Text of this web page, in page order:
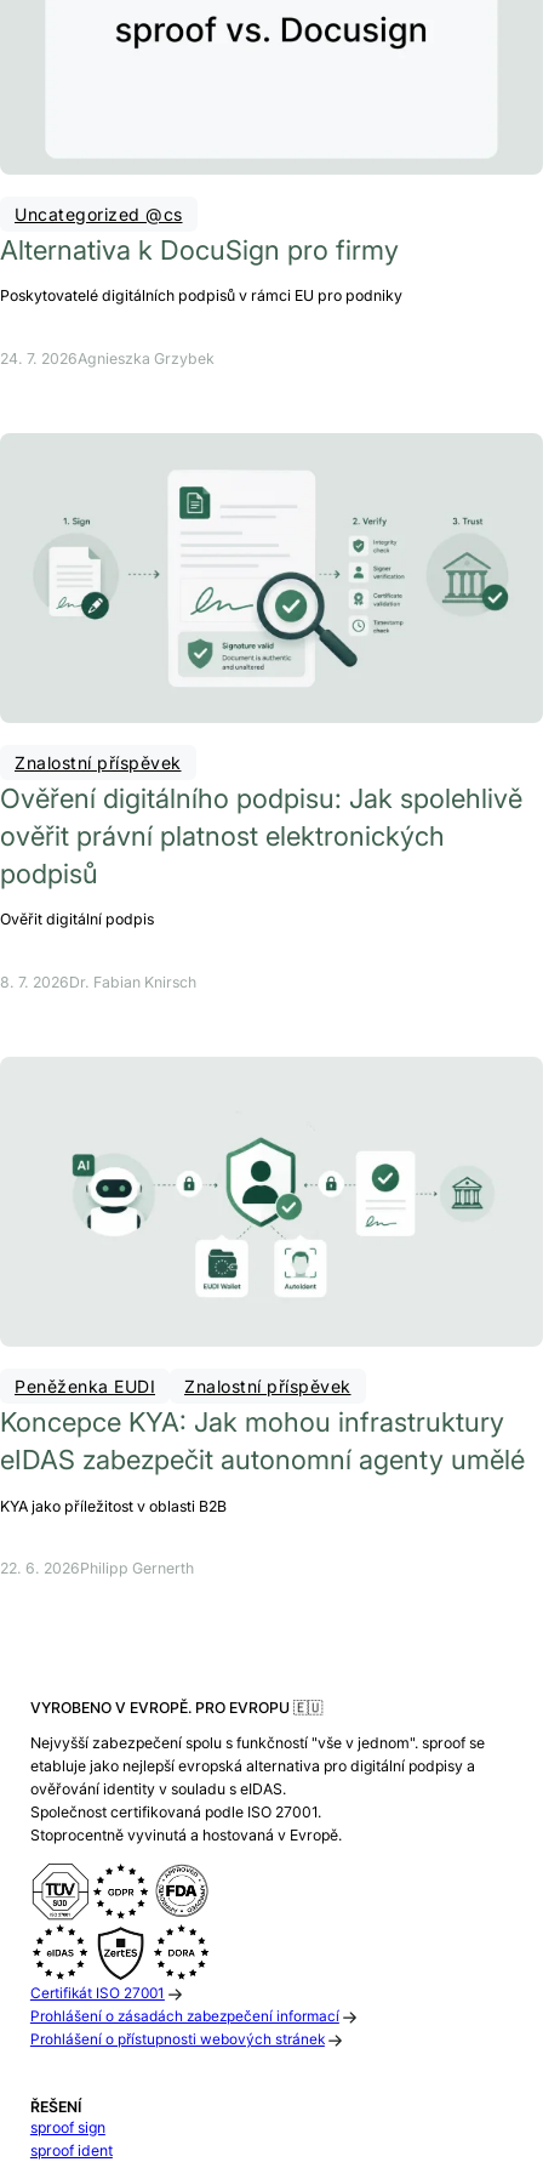
Uncategorized @cs
Alternativa k DocuSign pro firmy
Poskytovatelé digitálních podpisů v rámci EU pro podniky
24. 7. 2026Agnieszka Grzybek
Znalostní příspěvek
Ověření digitálního podpisu: Jak spolehlivě
ověřit právní platnost elektronických
podpisů
Ověřit digitální podpis
8. 7. 2026Dr. Fabian Knirsch
Peněženka EUDI Znalostní příspěvek
Koncepce KYA: Jak mohou infrastruktury
eIDAS zabezpečit autonomní agenty umělé
KYA jako příležitost v oblasti B2B
22. 6. 2026Philipp Gernerth
VYROBENO V EVROPĚ. PRO EVROPU 🇪🇺
Nejvyšší zabezpečení spolu s funkčností "vše v jednom". sproof se
etabluje jako nejlepší evropská alternativa pro digitální podpisy a
ověřování identity v souladu s eIDAS.
Společnost certifikovaná podle ISO 27001.
Stoprocentně vyvinutá a hostovaná v Evropě.
Certifikát ISO 27001
Prohlášení o zásadách zabezpečení informací
Prohlášení o přístupnosti webových stránek
ŘEŠENÍ
sproof sign
sproof ident